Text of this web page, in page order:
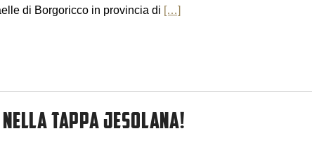
di Borgoricco in provincia di […]
TAPPA JESOLANA!